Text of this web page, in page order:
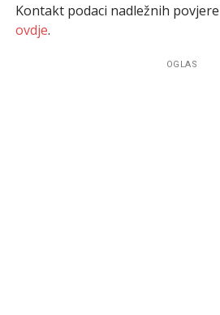
Kontakt podaci nadležnih
ovdje.
OGLAS